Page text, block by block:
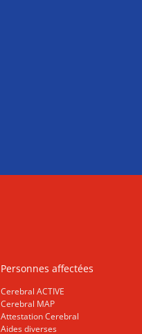
Personnes affectées
Cerebral ACTIVE
Cerebral MAP
Attestation Cerebral
Aides diverses